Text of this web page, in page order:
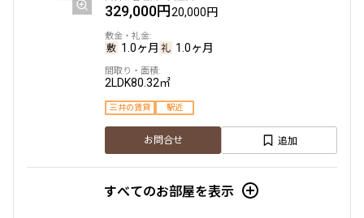
329,000円20,000円
1.0ヶ月 1.0ヶ月
2LDK80.32㎡
三井の賃貸 駅近
お問合せ 追加
すべてのお部屋を表示